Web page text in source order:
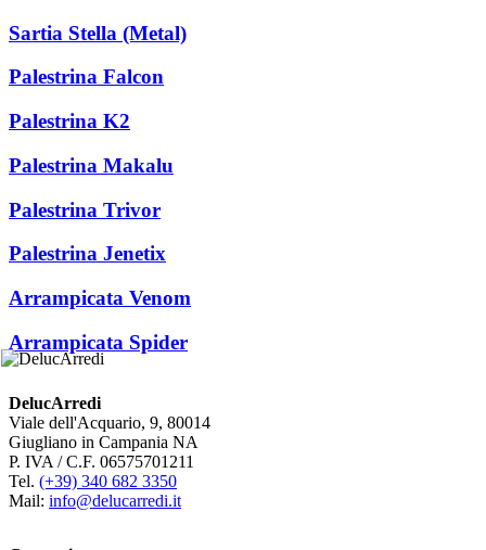
Sartia Stella (Metal)
Palestrina Falcon
Palestrina K2
Palestrina Makalu
Palestrina Trivor
Palestrina Jenetix
Arrampicata Venom
Arrampicata Spider
DelucArredi
Viale dell'Acquario, 9, 80014
Giugliano in Campania NA
P. IVA / C.F. 06575701211
Tel. (+39) 340 682 3350
Mail: info@delucarredi.it